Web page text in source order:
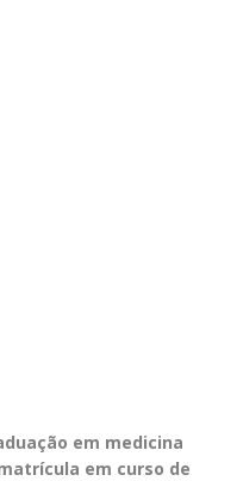
em medicina
em curso de